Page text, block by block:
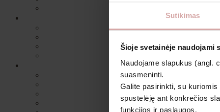
Sutikimas
Šioje svetainėje naudojami
Naudojame slapukus (angl.
suasmeninti.
Galite pasirinkti, su
spustelėję ant konkrečios
funkcijos ir paslaugos.